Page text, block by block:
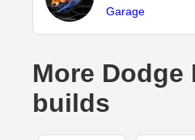
Garage
More Dodge
builds